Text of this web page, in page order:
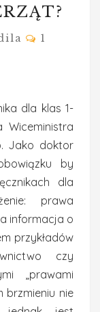
1
dla klas 1-
Wiceministra
Jako doktor
by
dla
prawa
informacja o
przykładów
czy
„prawami
brzmieniu nie